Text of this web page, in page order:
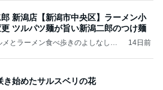
新潟店【新潟市中央区】ラーメン小
ツルパツ麺が旨い新潟二郎のつけ麺
とラーメン食べ歩きのよしなしご
14日前
き始めたサルスベリの花